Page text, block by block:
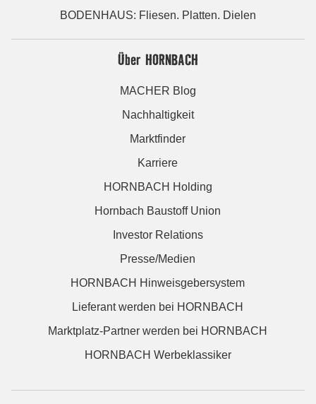
BODENHAUS: Fliesen. Platten. Dielen
Über HORNBACH
MACHER Blog
Nachhaltigkeit
Marktfinder
Karriere
HORNBACH Holding
Hornbach Baustoff Union
Investor Relations
Presse/Medien
HORNBACH Hinweisgebersystem
Lieferant werden bei HORNBACH
Marktplatz-Partner werden bei HORNBACH
HORNBACH Werbeklassiker